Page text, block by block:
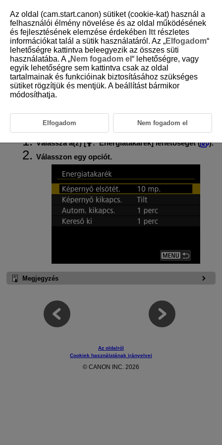
D180-214
Energiatakarékosság
Beállíthatja, hogy mikor halványuljon el és kapcsoljon ki a képernyő,
mikor kapcsoljon ki a fényképezőgép, illetve mikor kapcsoljon ki a
kereső, ha nem használja a fényképezőgépet (Képernyő elhalványítása,
kikapcsolása).
Válassza a(z) [ :Energiatakarék] lehetőséget (
).
Válasszon egy opciót.
Megjegyzés
Az oldalról
Cookiek használatának irányelvei
© CANON INC. 2026
Az oldal (cam.start.canon) sütiket (cookie-kat) használ a
felhasználói élmény növelése és az oldal működésének
és fejlesztésének elemzése érdekében Itt részletes
információkat talál a sütik használatáról. Az „Elfogadom“
lehetőségre kattintva beleegyezik az összes süti
használatába. A „Nem fogadom el “ lehetőségre, vagy
egyik lehetőségre sem kattintva csak az oldal
tartalmainak és funkcióinak biztosításához szükséges
sütiket rögzítjük és mentjük. A beállítást bármikor
módosíthatja.
Elfogadom Nem fogadom el